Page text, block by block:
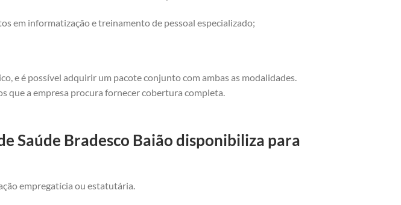
em informatização e treinamento de pessoal especializado;
e é possível adquirir um pacote conjunto com ambas as modalidades.
que a empresa procura fornecer cobertura completa.
Saúde Bradesco Baião disponibiliza para
empregatícia ou estatutária.